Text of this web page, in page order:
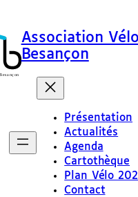
Association Vélo
Besançon
Présentation
Actualités
Agenda
Cartothèque
Plan Vélo
Contact